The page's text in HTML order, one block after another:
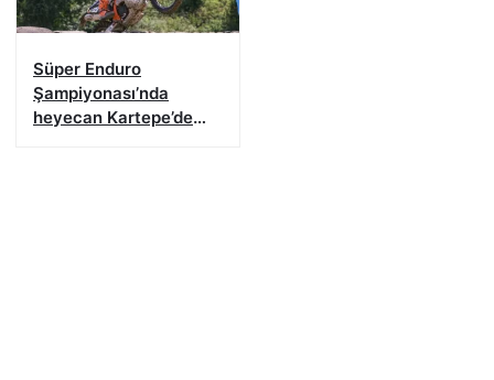
Süper Enduro
Şampiyonası’nda
heyecan Kartepe’de